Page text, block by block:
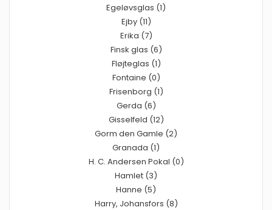
Egeløvsglas (1)
Ejby (11)
Erika (7)
Finsk glas (6)
Fløjteglas (1)
Fontaine (0)
Frisenborg (1)
Gerda (6)
Gisselfeld (12)
Gorm den Gamle (2)
Granada (1)
H. C. Andersen Pokal (0)
Hamlet (3)
Hanne (5)
Harry, Johansfors (8)